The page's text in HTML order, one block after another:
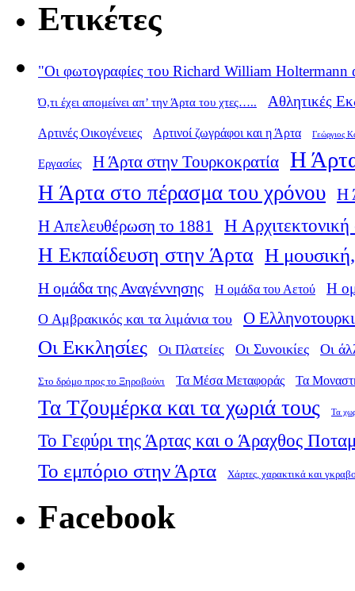
Ετικέτες
"Οι φωτογραφίες του Richard William Holtermann
Ό,τι έχει απομείνει απ’ την Άρτα του χτες….. Αθλητικές
Αρτινές Οικογένειες Αρτινοί ζωγράφοι και η Άρτα Γεώργιος
Εργασίες Η Άρτα στην Τουρκοκρατία Η
Η Άρτα στο πέρασμα του χρόνου Η
Η Απελευθέρωση το 1881
Η
Η Εκπαίδευση στην Άρτα Η μουσική,
Η ομάδα της Αναγέννησης Η ομάδα του Αετού Η
Ο Αμβρακικός και τα λιμάνια του Ο
Οι Εκκλησίες Οι Πλατείες Οι Συνοικίες Οι
Στο δρόμο προς το Ξηροβούνι Τα Μέσα Μεταφοράς Τα
Τα Τζουμέρκα και τα χωριά τους Τα
Το Γεφύρι της Άρτας και ο Άραχθος
Το εμπόριο στην Άρτα Χάρτες, χαρακτικά και
Facebook